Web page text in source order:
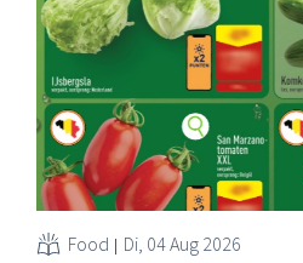
Food Di, 04 Aug 2026